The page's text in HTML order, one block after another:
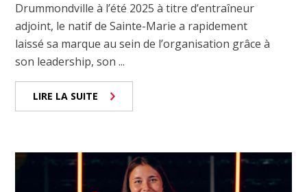
Drummondville à l’été 2025 à titre d’entraîneur
adjoint, le natif de Sainte-Marie a rapidement
laissé sa marque au sein de l’organisation grâce à
son leadership, son ...
LIRE LA SUITE